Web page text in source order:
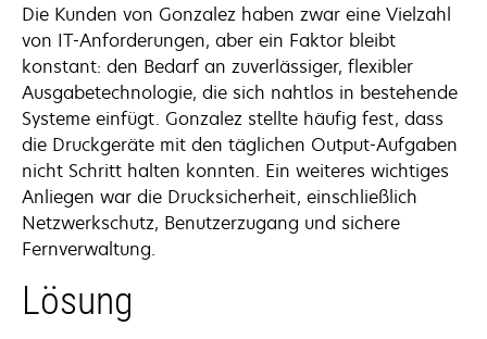
Die Kunden von Gonzalez haben zwar eine Vielzahl
von IT-Anforderungen, aber ein Faktor bleibt
konstant: den Bedarf an zuverlässiger, flexibler
Ausgabetechnologie, die sich nahtlos in bestehende
Systeme einfügt. Gonzalez stellte häufig fest, dass
die Druckgeräte mit den täglichen Output-Aufgaben
nicht Schritt halten konnten. Ein weiteres wichtiges
Anliegen war die Drucksicherheit, einschließlich
Netzwerkschutz, Benutzerzugang und sichere
Fernverwaltung.
Lösung